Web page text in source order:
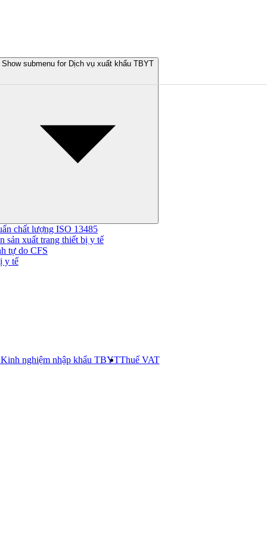
Show submenu for Dịch vụ xuất khẩu TBYT
chất lượng ISO 13485
sản xuất trang thiết bị y tế
tự do CFS
y tế
Kinh nghiệm nhập khẩu TBYTThuế VAT